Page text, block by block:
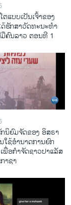
ແບບເປັນເຈົ້າຂອງ
ຮັກສາວັດທະນະທຳ
ຄົນລາວ ຕອນທີ 1
ນິຍົມຈັດຂອງ ອິສຣາ
ໃຊ້ອຳນາດການຍົກ
ພື່ອກຳຈັດຊາວປາແລັສ
າຊາ